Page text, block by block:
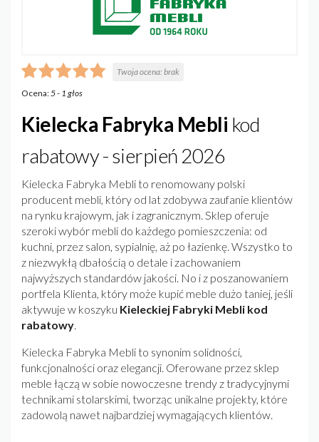
Twoja ocena:brak
Ocena:5- 1 głos
Kielecka Fabryka Mebli kod
rabatowy - sierpień 2026
Kielecka Fabryka Mebli to renomowany polski
producent mebli, który od lat zdobywa zaufanie klientów
na rynku krajowym, jak i zagranicznym. Sklep oferuje
szeroki wybór mebli do każdego pomieszczenia: od
kuchni, przez salon, sypialnię, aż po łazienkę. Wszystko to
z niezwykłą dbałością o detale i zachowaniem
najwyższych standardów jakości. No i z poszanowaniem
portfela Klienta, który może kupić meble dużo taniej, jeśli
aktywuje w koszyku Kieleckiej Fabryki Mebli kod
rabatowy.
Kielecka Fabryka Mebli to synonim solidności,
funkcjonalności oraz elegancji. Oferowane przez sklep
meble łączą w sobie nowoczesne trendy z tradycyjnymi
technikami stolarskimi, tworząc unikalne projekty, które
zadowolą nawet najbardziej wymagających klientów.